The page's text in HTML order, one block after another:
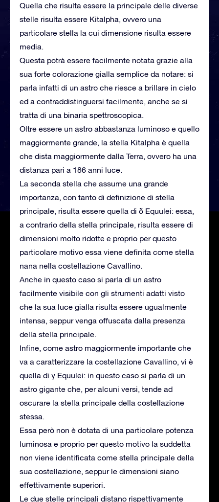
Quella che risulta essere la principale delle diverse
stelle risulta essere Kitalpha, ovvero una
particolare stella la cui dimensione risulta essere
media.
Questa potrà essere facilmente notata grazie alla
sua forte colorazione gialla semplice da notare: si
parla infatti di un astro che riesce a brillare in cielo
ed a contraddistinguersi facilmente, anche se si
tratta di una binaria spettroscopica.
Oltre essere un astro abbastanza luminoso e quello
maggiormente grande, la stella Kitalpha è quella
che dista maggiormente dalla Terra, ovvero ha una
distanza pari a 186 anni luce.
La seconda stella che assume una grande
importanza, con tanto di definizione di stella
principale, risulta essere quella di δ Equulei: essa,
a contrario della stella principale, risulta essere di
dimensioni molto ridotte e proprio per questo
particolare motivo essa viene definita come stella
nana nella costellazione Cavallino.
Anche in questo caso si parla di un astro
facilmente visibile con gli strumenti adatti visto
che la sua luce gialla risulta essere ugualmente
intensa, seppur venga offuscata dalla presenza
della stella principale.
Infine, come astro maggiormente importante che
va a caratterizzare la costellazione Cavallino, vi è
quella di γ Equulei: in questo caso si parla di un
astro gigante che, per alcuni versi, tende ad
oscurare la stella principale della costellazione
stessa.
Essa però non è dotata di una particolare potenza
luminosa e proprio per questo motivo la suddetta
non viene identificata come stella principale della
sua costellazione, seppur le dimensioni siano
effettivamente superiori.
Le due stelle principali distano rispettivamente